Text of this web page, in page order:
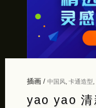
插画/ 中国风, 卡通造型
yao yao 清